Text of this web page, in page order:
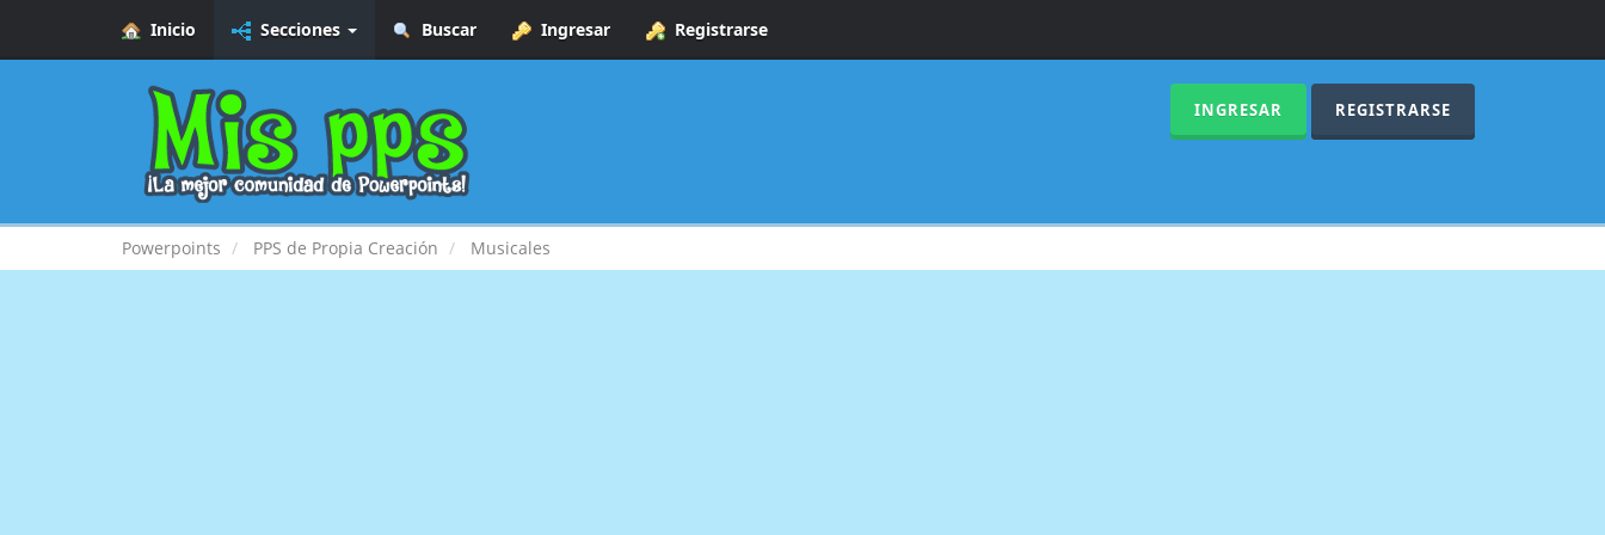
Inicio Secciones Buscar Ingresar Registrarse
INGRESAR REGISTRARSE
Powerpoints PPS de Propia Creación Musicales